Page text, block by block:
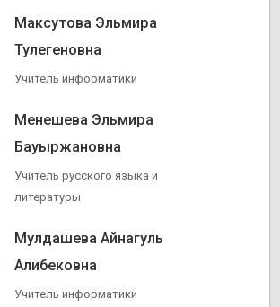
Максутова Эльмира
Тулегеновна
Учитель информатики
Менешева Эльмира
Бауыржановна
Учитель русского языка и
литературы
Мулдашева Айнагуль
Алибековна
Учитель информатики